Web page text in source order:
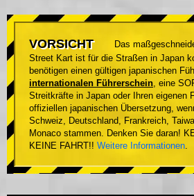
VORSICHT
Das
Street Kart ist für die Straßen in Japan
benötigen einen gültigen japanischen
internationalen Führerschein, eine
Streitkräfte in Japan oder Ihren eigenen
offiziellen japanischen Übersetzung,
Schweiz, Deutschland, Frankreich,
Monaco stammen. Denken Sie daran!
KEINE FAHRT!! Weitere Informationen.